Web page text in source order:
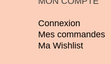
Connexion
Mes commandes
Ma Wishlist